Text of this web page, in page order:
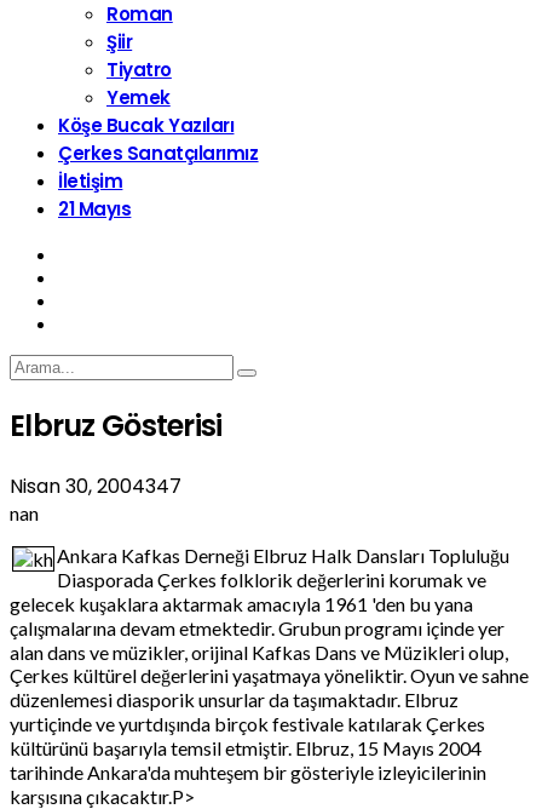
Roman
Şiir
Tiyatro
Yemek
Köşe Bucak Yazıları
Çerkes Sanatçılarımız
İletişim
21 Mayıs
Elbruz Gösterisi
Nisan 30, 2004347
nan
Ankara Kafkas Derneği Elbruz Halk Dansları Topluluğu
Diasporada Çerkes folklorik değerlerini korumak ve
gelecek kuşaklara aktarmak amacıyla 1961 'den bu yana
çalışmalarına devam etmektedir. Grubun programı içinde yer
alan dans ve müzikler, orijinal Kafkas Dans ve Müzikleri olup,
Çerkes kültürel değerlerini yaşatmaya yöneliktir. Oyun ve sahne
düzenlemesi diasporik unsurlar da taşımaktadır. Elbruz
yurtiçinde ve yurtdışında birçok festivale katılarak Çerkes
kültürünü başarıyla temsil etmiştir. Elbruz, 15 Mayıs 2004
tarihinde Ankara'da muhteşem bir gösteriyle izleyicilerinin
karşısına çıkacaktır.P>